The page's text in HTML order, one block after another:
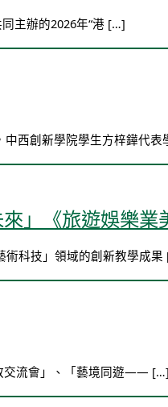
主辦的2026年“港 […]
中西創新學院學生方梓鏵代
」《旅遊娛樂業
術科技」領域的創新教學成
交流會」、「藝境同遊—— […]